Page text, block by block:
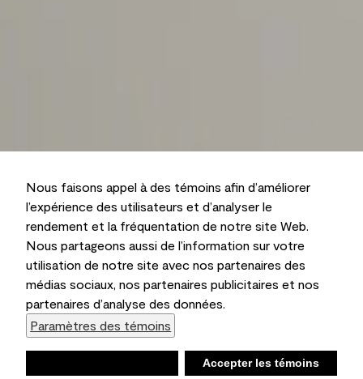
Nous faisons appel à des témoins afin d’améliorer
l’expérience des utilisateurs et d’analyser le
rendement et la fréquentation de notre site Web.
Nous partageons aussi de l’information sur votre
utilisation de notre site avec nos partenaires des
médias sociaux, nos partenaires publicitaires et nos
partenaires d’analyse des données.
Paramètres des témoins
Accepter les témoins
Liste d’achats